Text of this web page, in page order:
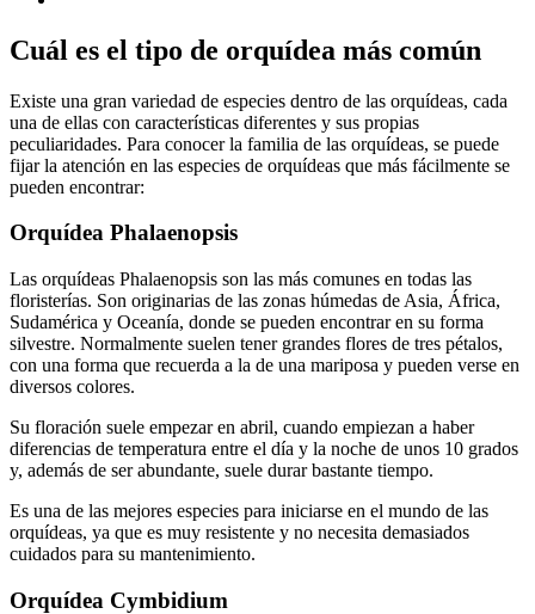
Cuál es el tipo de orquídea más común
Existe una gran variedad de especies dentro de las orquídeas, cada
una de ellas con características diferentes y sus propias
peculiaridades. Para conocer la familia de las orquídeas, se puede
fijar la atención en las especies de orquídeas que más fácilmente se
pueden encontrar:
Orquídea Phalaenopsis
Las orquídeas Phalaenopsis son las más comunes en todas las
floristerías. Son originarias de las zonas húmedas de Asia, África,
Sudamérica y Oceanía, donde se pueden encontrar en su forma
silvestre. Normalmente suelen tener grandes flores de tres pétalos,
con una forma que recuerda a la de una mariposa y pueden verse en
diversos colores.
Su floración suele empezar en abril, cuando empiezan a haber
diferencias de temperatura entre el día y la noche de unos 10 grados
y, además de ser abundante, suele durar bastante tiempo.
Es una de las mejores especies para iniciarse en el mundo de las
orquídeas, ya que es muy resistente y no necesita demasiados
cuidados para su mantenimiento.
Orquídea Cymbidium